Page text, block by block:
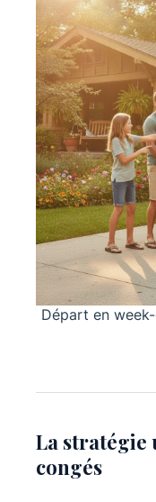
Départ en
La stratégie
congés